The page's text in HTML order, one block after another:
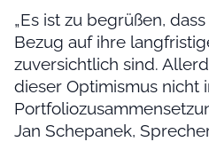
„Es ist zu begrüßen,
Bezug auf ihre
zuversichtlich sind.
dieser Optimismus nicht
Jan Schepanek,